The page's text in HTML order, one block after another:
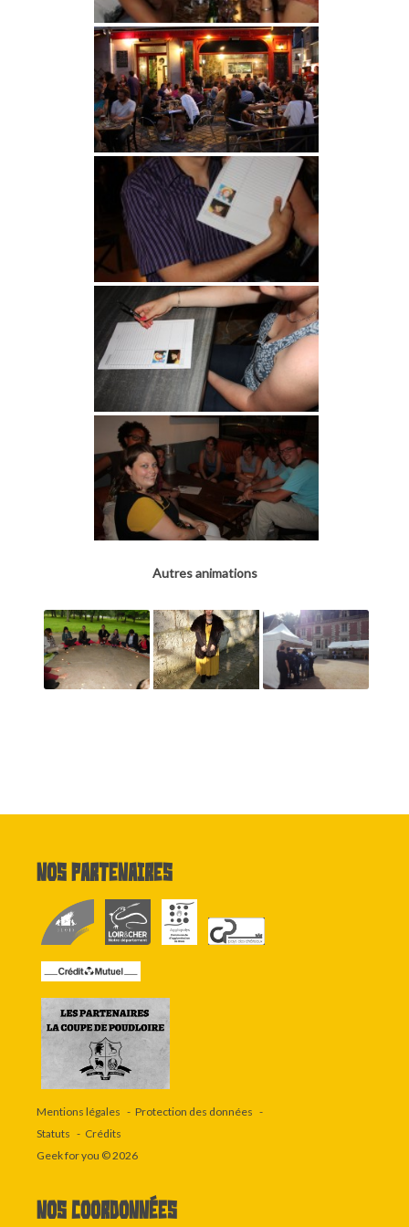
Autres animations
Nos partenaires
Mentions légales
Protection des données
Statuts
Crédits
Geek for you © 2026
Nos coordonnées